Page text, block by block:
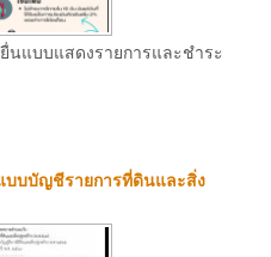
นแบบแสดงรายการและชำระ
บบบัญชีรายการที่ดินและสิ่ง